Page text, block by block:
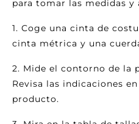
para tomar las medidas
1. Coge una cinta de
cinta métrica y una
2. Mide el contorno de la
Revisa las indicaciones
producto.